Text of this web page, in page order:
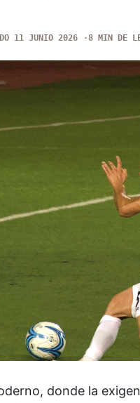
11 JUNIO 2026 8 MIN DE
donde la